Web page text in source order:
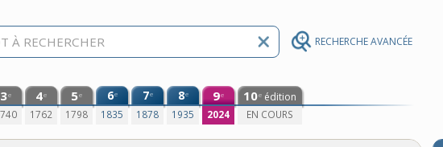
RECHERCHE AVANCÉE
3e 4e
1762
5e
1798
6e
1835
7e
1878
8e
1935
9e
2024
10e édition
EN COURS